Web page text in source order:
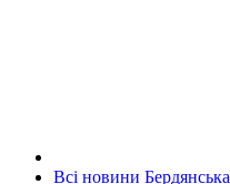
Всі новини Бердянська